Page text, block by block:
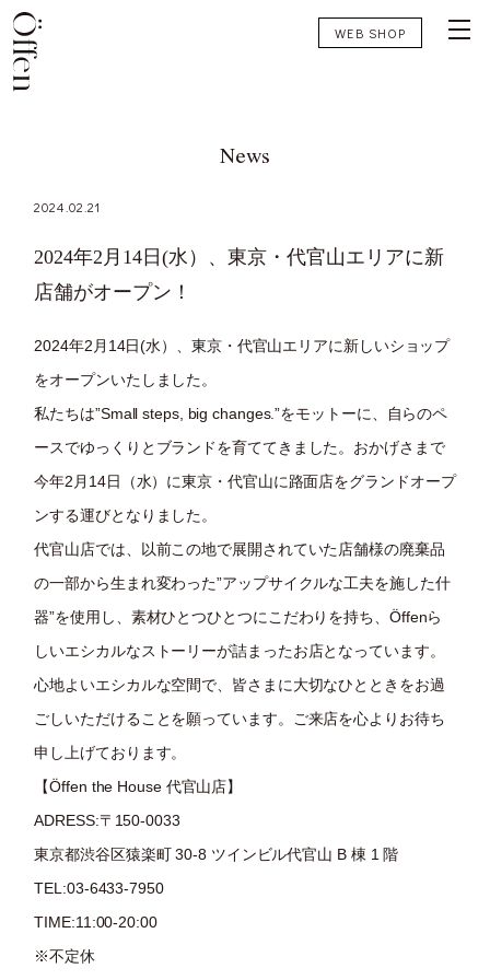
WEB SHOP
News
2024.02.21
2024年2月14日(水）、東京・代官山エリアに新
店舗がオープン！
2024年2月14日(水）、東京・代官山エリアに新しいショップ
をオープンいたしました。
私たちは”Small steps, big changes.”をモットーに、自らのペ
ースでゆっくりとブランドを育ててきました。おかげさまで
今年2月14日（水）に東京・代官山に路面店をグランドオープ
ンする運びとなりました。
代官山店では、以前この地で展開されていた店舗様の廃棄品
の一部から生まれ変わった”アップサイクルな工夫を施した什
器”を使用し、素材ひとつひとつにこだわりを持ち、Öffenら
しいエシカルなストーリーが詰まったお店となっています。
心地よいエシカルな空間で、皆さまに大切なひとときをお過
ごしいただけることを願っています。ご来店を心よりお待ち
申し上げております。
【Öffen the House 代官山店】
ADRESS:〒150-0033
東京都渋谷区猿楽町 30-8 ツインビル代官山 B 棟 1 階
TEL:03-6433-7950
TIME:11:00-20:00
※不定休